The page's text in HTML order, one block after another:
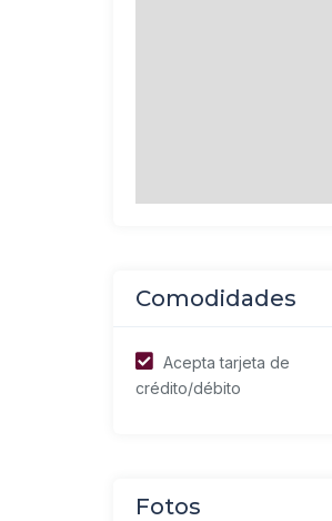
Comodidades
Acepta tarjeta de
crédito/débito
Fotos